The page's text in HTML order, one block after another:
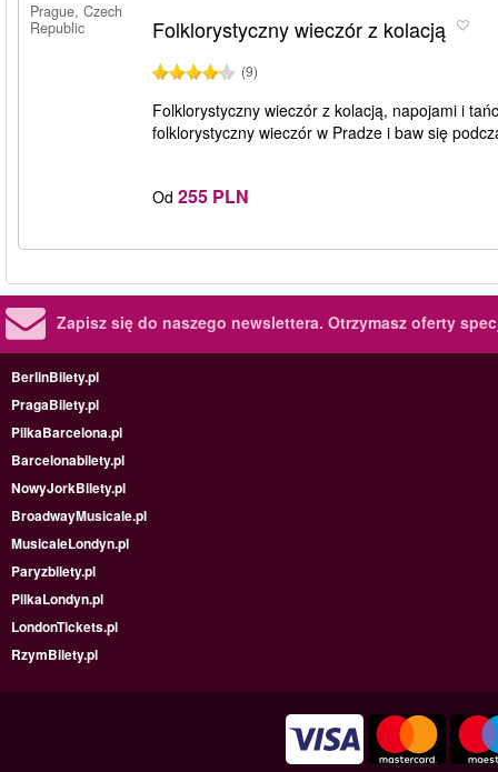
Prague, Czech
Republic
Folklorystyczny wieczór z kolacją
(9)
Folklorystyczny wieczór z kolacją, napojami i
folklorystyczny wieczór w Pradze i baw się
Od 255 PLN
Zapisz się do naszego newslettera. Otrzymasz oferty
BerlinBilety.pl
PragaBilety.pl
PilkaBarcelona.pl
Barcelonabilety.pl
NowyJorkBilety.pl
BroadwayMusicale.pl
MusicaleLondyn.pl
Paryzbilety.pl
PilkaLondyn.pl
LondonTickets.pl
RzymBilety.pl